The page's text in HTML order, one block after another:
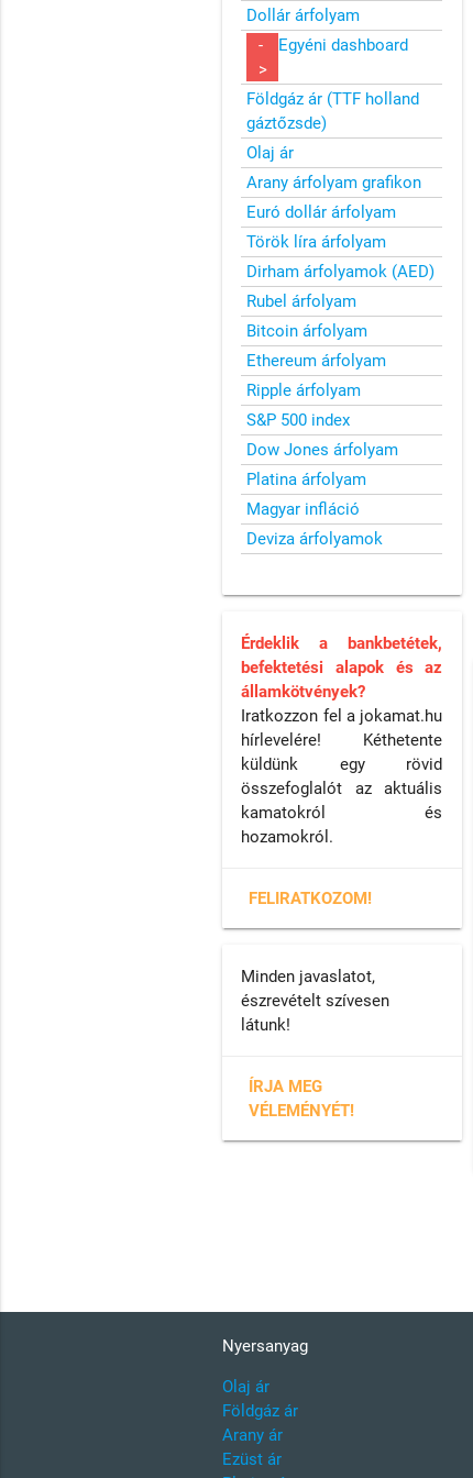
Dollár árfolyam
-
>
Egyéni dashboard
Földgáz ár (TTF holland
gáztőzsde)
Olaj ár
Arany árfolyam grafikon
Euró dollár árfolyam
Török líra árfolyam
Dirham árfolyamok (AED)
Rubel árfolyam
Bitcoin árfolyam
Ethereum árfolyam
Ripple árfolyam
S&P 500 index
Dow Jones árfolyam
Platina árfolyam
Magyar infláció
Deviza árfolyamok
Érdeklik a bankbetétek,
befektetési alapok és az
államkötvények?
Iratkozzon fel a jokamat.hu
hírlevelére! Kéthetente
küldünk egy rövid
összefoglalót az aktuális
kamatokról és
hozamokról.
FELIRATKOZOM!
Minden javaslatot,
észrevételt szívesen
látunk!
ÍRJA MEG
VÉLEMÉNYÉT!
Nyersanyag
Olaj ár
Földgáz ár
Arany ár
Ezüst ár